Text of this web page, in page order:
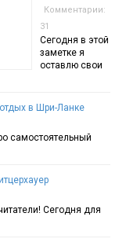
Комментарии:
31
Сегодня в этой
заметке я
оставлю свои
в Шри-Ланке
самостоятельный
Сегодня для